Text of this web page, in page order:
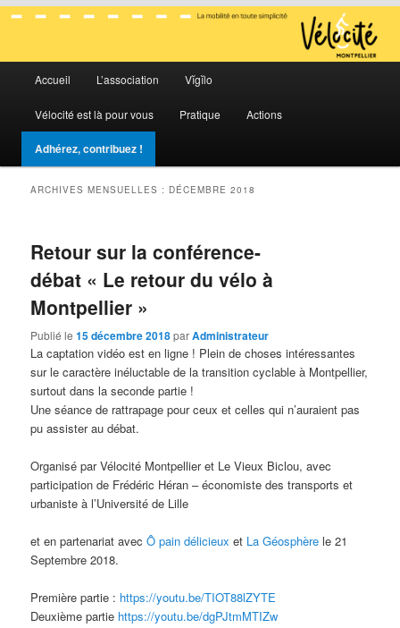
Vélocité Grand Montpellier
La mobilité en toute simplicité
Aller
au
contenu
principal
Aller
au
contenu
secondaire
Accueil L’association Vĭgĭlo
Vélocité est là pour vous Pratique Actions
Adhérez, contribuez !
ARCHIVES MENSUELLES : DÉCEMBRE 2018
Retour sur la conférence-
débat « Le retour du vélo à
Montpellier »
Publié le15 décembre 2018parAdministrateur
La captation vidéo est en ligne ! Plein de choses intéressantes
sur le caractère inéluctable de la transition cyclable à Montpellier,
surtout dans la seconde partie !
Une séance de rattrapage pour ceux et celles qui n’auraient pas
pu assister au débat.
Organisé par Vélocité Montpellier et Le Vieux Biclou, avec
participation de Frédéric Héran – économiste des transports et
urbaniste à l’Université de Lille
et en partenariat avecÔ pain délicieux et La Géosphère le 21
Septembre 2018.
Première partie : https://youtu.be/TIOT88lZYTE
Deuxième partie https://youtu.be/dgPJtmMTIZw